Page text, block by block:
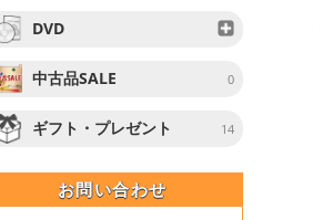
DVD
中古品SALE 0
ギフト・プレゼント 14
お問い合わせ